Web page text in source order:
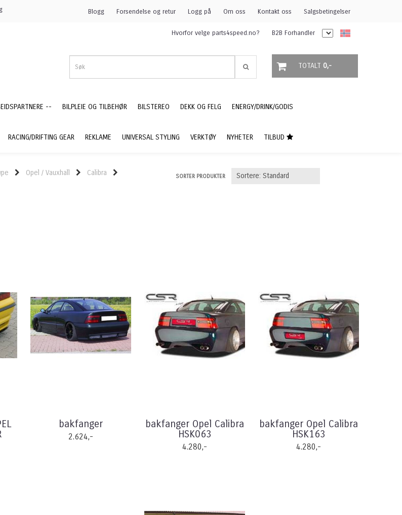
Blogg Forsendelse og retur Logg på Om oss Kontakt oss Salgsbetingelser
Hvorfor velge parts4speed.no? B2B Forhandler
TOTALT 0,-
-- BILPLEIE OG TILBEHØR BILSTEREO DEKK OG FELG ENERGY/DRINK/GODIS
RACING/DRIFTING GEAR REKLAME UNIVERSAL STYLING VERKTØY NYHETER TILBUD
Opel / Vauxhall
Calibra
SORTER PRODUKTER
bakfanger
2.624,-
bakfanger Opel Calibra
HSK063
4.280,-
bakfanger Opel Calibra
HSK163
4.280,-